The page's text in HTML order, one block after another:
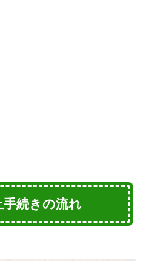
手続きの流れ